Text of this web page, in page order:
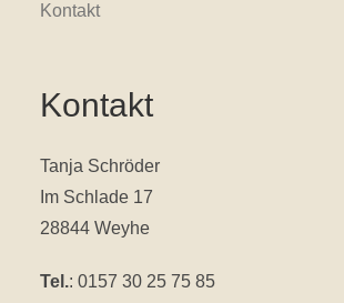
Kontakt
Kontakt
Tanja Schröder
Im Schlade 17
28844 Weyhe
Tel.: 0157 30 25 75 85